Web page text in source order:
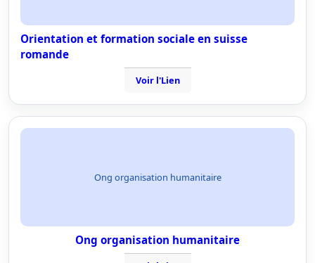
Orientation et formation sociale en suisse
romande
Voir l'Lien
Ong organisation humanitaire
Ong organisation humanitaire